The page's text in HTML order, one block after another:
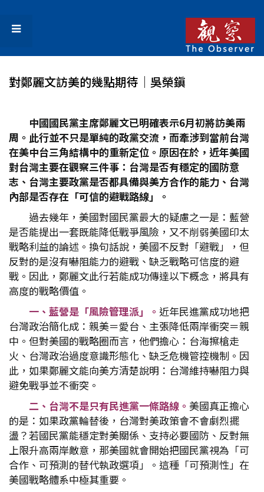
對鄭麗文訪美的幾點期待│吳榮鎭
中國國民黨主席鄭麗文已明確表示6月初將訪美兩
周。此行並不只是單純的政黨交流，而牽涉到當前台灣
在美中台三角結構中的重新定位。原因在於，近年美國
對台灣主要在觀察三件事：台灣是否有穩定的國防意
志、台灣主要政黨是否都具備與美方合作的能力、台灣
內部是否存在「可信的避戰路線」。
過去幾年，美國對國民黨最大的疑慮之一是：藍營
是否能提出一套既能降低戰爭風險，又不削弱美國印太
戰略利益的論述。換句話說，美國不反對「避戰」，但
反對的是沒有嚇阻能力的避戰、缺乏戰略可信度的避
戰。因此，鄭麗文此行若能成功傳達以下概念，將具有
高度的戰略價值。
一、藍營是「風險管理派」。 近年民進黨成功地把
台灣政治簡化成：親美＝愛台、主張降低兩岸衝突＝親
中。但對美國的戰略圈而言，他們擔心：台海擦槍走
火、台灣政治過度意識形態化、缺乏危機管控機制。因
此，如果鄭麗文能向美方清楚說明：台灣維持嚇阻力與
避免戰爭並不衝突。
二、台灣不是只有民進黨一條路線。 美國真正擔心
的是：如果政黨輪替後，台灣對美政策會不會劇烈擺
盪？若國民黨能穩定對美關係、支持必要國防、反對無
上限升高兩岸敵意，那美國就會開始把國民黨視為「可
合作、可預測的替代執政選項」。這種「可預測性」在
美國戰略體系中極其重要。